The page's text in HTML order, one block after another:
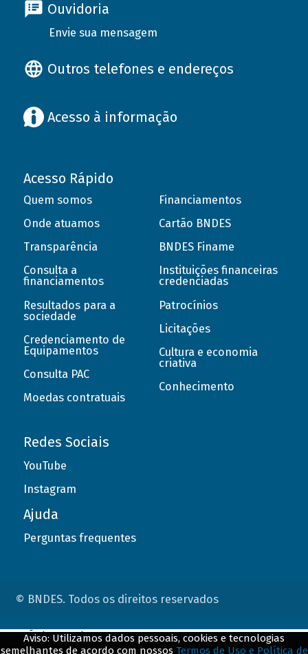
Ouvidoria
Envie sua mensagem
Outros telefones e endereços
Acesso à informação
Acesso Rápido
Quem somos
Onde atuamos
Transparência
Consulta a
financiamentos
Resultados para a
sociedade
Credenciamento de
Equipamentos
Consulta PAC
Moedas contratuais
Financiamentos
Cartão BNDES
BNDES Finame
Instituições financeiras
credenciadas
Patrocínios
Licitações
Cultura e economia
criativa
Conhecimento
Redes Sociais
YouTube
Instagram
Ajuda
Perguntas frequentes
© BNDES. Todos os direitos reservados
Aviso: Utilizamos dados pessoais, cookies e tecnologias
semelhantes de acordo com nossos Termos de Uso e Política de
ConteÃºdo complementar